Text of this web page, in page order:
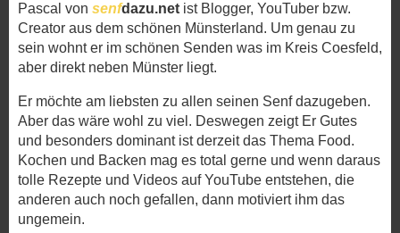
Pascal von senfdazu.net ist Blogger, YouTuber bzw.
Creator aus dem schönen Münsterland. Um genau zu
sein wohnt er im schönen Senden was im Kreis Coesfeld,
aber direkt neben Münster liegt.
Er möchte am liebsten zu allen seinen Senf dazugeben.
Aber das wäre wohl zu viel. Deswegen zeigt Er Gutes
und besonders dominant ist derzeit das Thema Food.
Kochen und Backen mag es total gerne und wenn daraus
tolle Rezepte und Videos auf YouTube entstehen, die
anderen auch noch gefallen, dann motiviert ihm das
ungemein.